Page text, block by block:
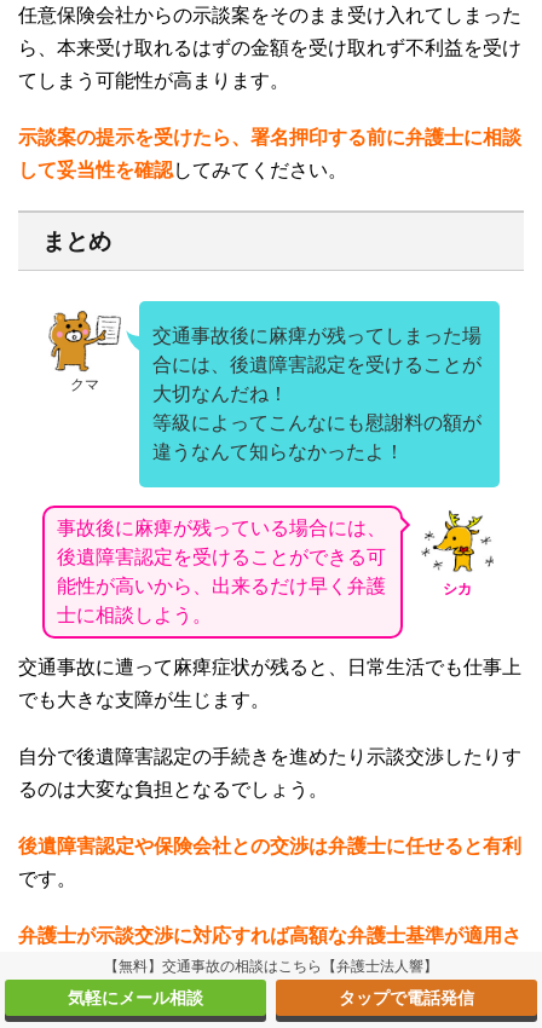
任意保険会社からの示談案をそのまま受け入れてしまった
ら、本来受け取れるはずの金額を受け取れず不利益を受け
てしまう可能性が高まります。
示談案の提示を受けたら、署名押印する前に弁護士に相談
して妥当性を確認してみてください。
まとめ
クマ
交通事故後に麻痺が残ってしまった場
合には、後遺障害認定を受けることが
大切なんだね！
等級によってこんなにも慰謝料の額が
違うなんて知らなかったよ！
シカ
事故後に麻痺が残っている場合には、
後遺障害認定を受けることができる可
能性が高いから、出来るだけ早く弁護
士に相談しよう。
交通事故に遭って麻痺症状が残ると、日常生活でも仕事上
でも大きな支障が生じます。
自分で後遺障害認定の手続きを進めたり示談交渉したりす
るのは大変な負担となるでしょう。
後遺障害認定や保険会社との交渉は弁護士に任せると有利
です。
弁護士が示談交渉に対応すれば高額な弁護士基準が適用さ
れ、慰謝料の金額もアップしますし精神的・肉体的にも楽
になるでしょう。
【無料】交通事故の相談はこちら【弁護士法人響】
気軽にメール相談 タップで電話発信